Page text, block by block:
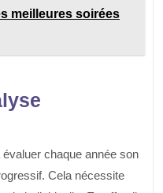
meilleures soirées
chaque année son
Cela nécessite